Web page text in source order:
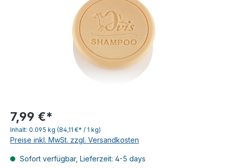
7,99 €*
Inhalt: 0.095 kg (84,11 €* / 1 kg)
Preise inkl. MwSt. zzgl. Versandkosten
Sofort verfügbar, Lieferzeit: 4-5 days